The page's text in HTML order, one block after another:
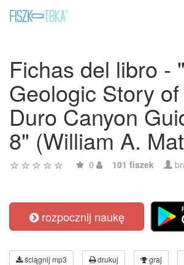
Fichas del libro -
Geologic Story
Duro Canyon
8" (William A.
0 101 fiszek
rozpocznij naukę
ściągnij mp3 drukuj graj